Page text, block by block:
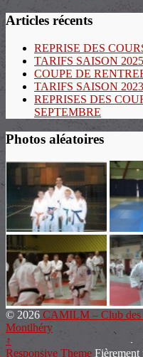
Articles récents
REPRISE DES
TARIFS SAISON
COUPE DE
TARIFS SAISON
REPRISES DES
SEPTEMBRE
Photos aléatoires
© 2026 CAMILM – Club des
Montlhéry
↑
Responsive Theme Fièrement